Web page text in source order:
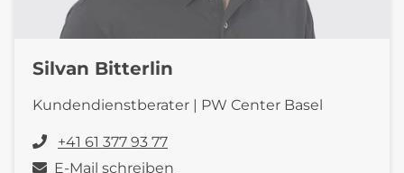
Silvan Bitterlin
Kundendienstberater | PW Center Basel
+41 61 377 93 77
E-Mail schreiben